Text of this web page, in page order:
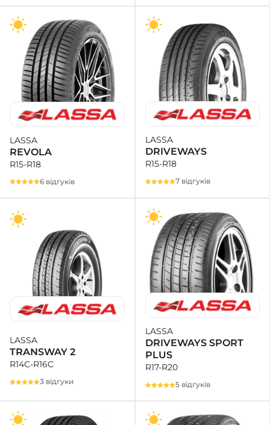
LASSA
REVOLA
R15-R18
6 відгуків
LASSA
DRIVEWAYS
R15-R18
7 відгуків
LASSA
TRANSWAY 2
R14C-R16C
3 відгуки
LASSA
DRIVEWAYS SPORT
PLUS
R17-R20
5 відгуків